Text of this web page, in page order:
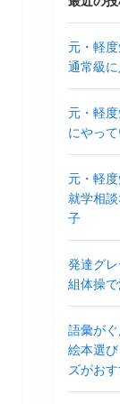
元・軽
通常級
元・軽
にやっ
元・軽
就学相
子
発達グ
組体操
語彙が
絵本選
ズがお